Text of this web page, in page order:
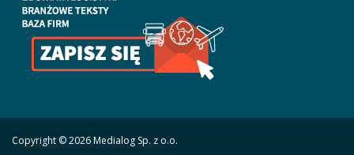
Copyright © 2026 Medialog Sp. z o.o.